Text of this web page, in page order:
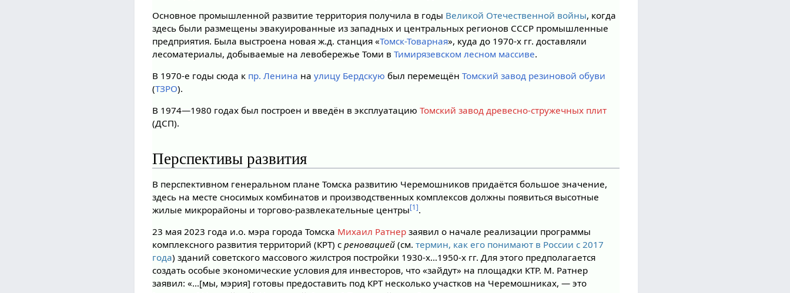
Основное промышленной развитие территория получила в годы Великой Отечественной войны, когда
здесь были размещены эвакуированные из западных и центральных регионов СССР промышленные
предприятия. Была выстроена новая ж.д. станция «Томск-Товарная», куда до 1970-х гг. доставляли
лесоматериалы, добываемые на левобережье Томи вТимирязевском лесном массиве.
В 1970-е годы сюда к пр. Ленина наулицу Бердскую был перемещёнТомский завод резиновой обуви
(ТЗРО).
В 1974—1980 годах был построен и введён в эксплуатациюТомский завод древесно-стружечных плит
(ДСП).
Перспективы развития
В перспективном генеральном плане Томска развитию Черемошников придаётся большое значение,
здесь на месте сносимых комбинатов и производственных комплексов должны появиться высотные
жилые микрорайоны и торгово-развлекательные центры[1].
23 мая 2023 года и.о. мэра города Томска Михаил Ратнер заявил о начале реализации программы
комплексного развития территорий (КРТ) среновацией (см.термин, как его понимают в России с 2017
года) зданий советского массового жилстроя постройки 1930-х…1950-х гг. Для этого предполагается
создать особые экономические условия для инвесторов, что «зайдут» на площадки КТР. М. Ратнер
заявил: «…[мы, мэрия] готовы предоставить под КРТ несколько участков на Черемошниках, — это